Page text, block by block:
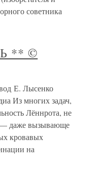
советника
** ©
Е. Лысенко
Из многих задач,
Лённрота, не
— даже вызывающе
кровавых
на